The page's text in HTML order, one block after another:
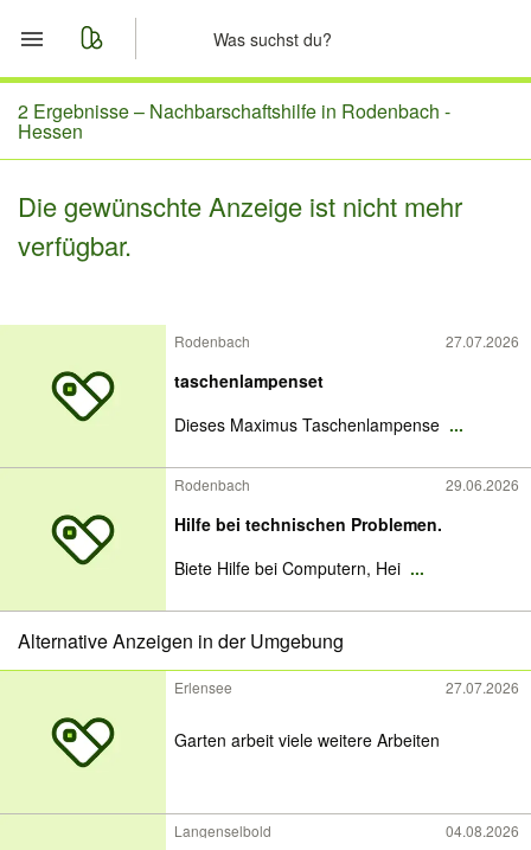
Start
Merkliste
Nachrichten
2 Ergebnisse – Nachbarschaftshilfe in Rodenbach -
Hessen
Die gewünschte Anzeige ist nicht mehr
verfügbar.
Rodenbach 27.07.2026
taschenlampenset
Dieses Maximus Taschenlampense ...
Rodenbach 29.06.2026
Hilfe bei technischen Problemen.
Biete Hilfe bei Computern, Hei ...
Alternative Anzeigen in der Umgebung
Erlensee 27.07.2026
Garten arbeit viele weitere Arbeiten
Langenselbold 04.08.2026